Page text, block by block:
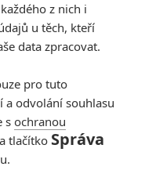
z nich i
u těch, kteří
data zpracovat.
pro tuto
a odvolání souhlasu
sochranou
tlačítko Správa